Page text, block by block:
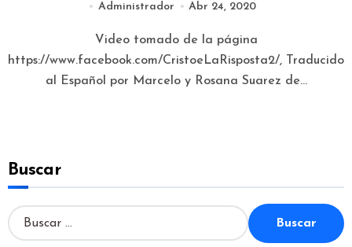
Administrador Abr 24, 2020
Video tomado de la página
https://www.facebook.com/CristoeLaRisposta2/, Traducido
al Español por Marcelo y Rosana Suarez de...
Buscar
B
u